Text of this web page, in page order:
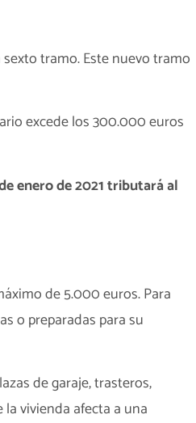
tramo. Este nuevo tramo
excede los 300.000 euros
enero de 2021 tributará al
de 5.000 euros. Para
o preparadas para su
de garaje, trasteros,
vivienda afecta a una